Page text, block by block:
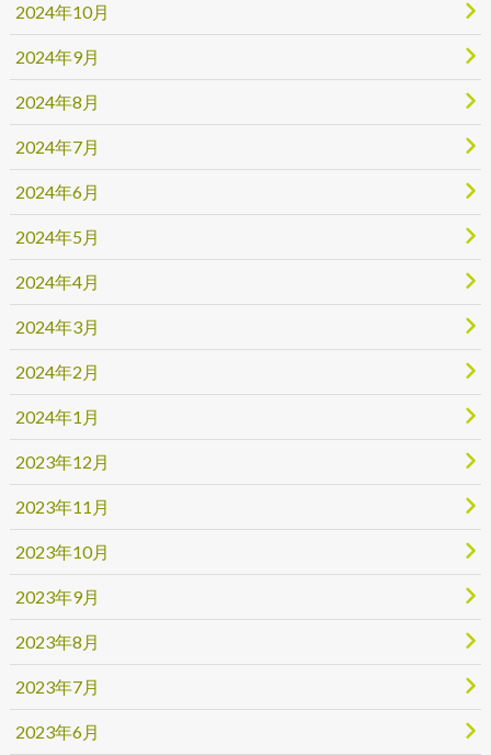
2024年10月
2024年9月
2024年8月
2024年7月
2024年6月
2024年5月
2024年4月
2024年3月
2024年2月
2024年1月
2023年12月
2023年11月
2023年10月
2023年9月
2023年8月
2023年7月
2023年6月